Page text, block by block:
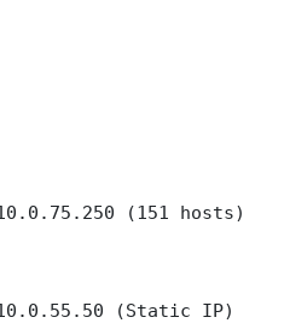
(151 hosts)
(Static IP)